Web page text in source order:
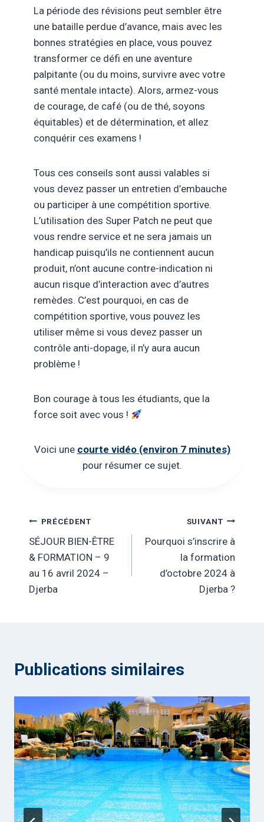
La période des révisions peut sembler être
une bataille perdue d’avance, mais avec les
bonnes stratégies en place, vous pouvez
transformer ce défi en une aventure
palpitante (ou du moins, survivre avec votre
santé mentale intacte). Alors, armez-vous
de courage, de café (ou de thé, soyons
équitables) et de détermination, et allez
conquérir ces examens !
Tous ces conseils sont aussi valables si
vous devez passer un entretien d’embauche
ou participer à une compétition sportive.
L’utilisation des Super Patch ne peut que
vous rendre service et ne sera jamais un
handicap puisqu’ils ne contiennent aucun
produit, n’ont aucune contre-indication ni
aucun risque d’interaction avec d’autres
remèdes. C’est pourquoi, en cas de
compétition sportive, vous pouvez les
utiliser même si vous devez passer un
contrôle anti-dopage, il n’y aura aucun
problème !
Bon courage à tous les étudiants, que la
force soit avec vous !
Voici une courte vidéo (environ 7 minutes)
pour résumer ce sujet.
Navigation
de
l’article
PRÉCÉDENT
SÉJOUR BIEN-ÊTRE
& FORMATION – 9
au 16 avril 2024 –
Djerba
SUIVANT
Pourquoi s’inscrire à
la formation
d’octobre 2024 à
Djerba ?
Publications similaires